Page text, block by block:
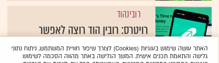
רובינהוד
רויטרס: רובין הוד רוצה לאפשר
למשתמשים להשתתף בהנפקות
{19}שירות גלובס
האתר עושה שימוש בעוגיות (Cookies) לצורך שיפור חוויית המשתמש, ניתוח נתוני
גלישה והתאמת תכנים אישית. המשך הגלישה באתר מהווה הסכמה לשימוש